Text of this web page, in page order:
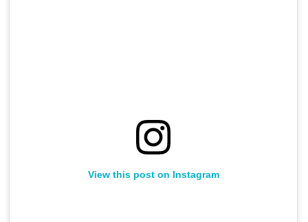
View this post on Instagram